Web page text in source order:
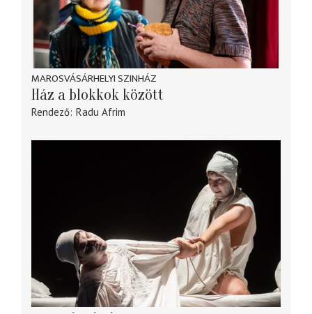
MAROSVÁSÁRHELYI SZINHÁZ
Ház a blokkok között
Rendező Radu Afrim